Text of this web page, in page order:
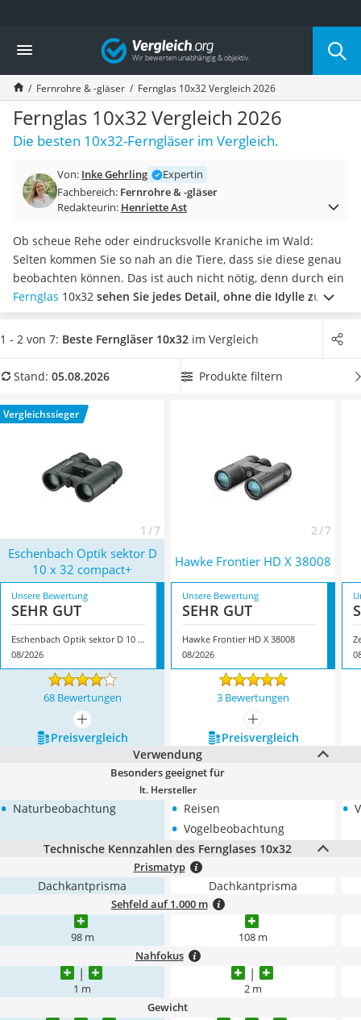
Die beliebtesten Vergleiche nach Kategorie
Freizeit & Sport
Gartentrampolin
Trampolin
Metalldetektor
Eufab-Fahrradträger
Trampolin 366 cm
Aluminium-Koffer
Futterboot
E-Bike-Dreirad
Trekkingschuhe Herren
Reisetasche mit Rollen
Klimmzugstation
Koffer
Nachtsichtgerät
Handgepäck-Koffer
Wanderschuhe Herren
Sicherheitsweste Reiten
Vergleich
Fernrohre & -gläser Fernglas 10x32 Vergleich 2026
Fernglas 10x32 Vergleich 2026
Die besten 10x32-Ferngläser im Vergleich.
Von: Inke Gehrling
Expertin
Fachbereich: Fernrohre & -gläser
Redakteurin: Henriette Ast
Ob scheue Rehe oder eindrucksvolle Kraniche im Wald:
Selten kommen Sie so nah an die Tiere, dass sie diese genau
beobachten können. Das ist auch nicht nötig, denn durch ein
Fernglas 10x32 sehen Sie jedes Detail, ohne die Idylle zu
stören. Tests im Internet ergaben: Unter den in vielfältiger
Auswahl verfügbaren mittelgroßen Ferngläsern ist das
und Naturbeobachtungen
. Für jederzeit beste Sicht wählen
beschlagfreies Modell. Überzeugt hat uns hier im August
2026 besonders das Modell
1 - 2 von 7: Beste Ferngläser 10x32 im Vergleich
Stand: 05.08.2026 Produkte filtern
Vergleichssieger
1 / 7 2 / 7
Eschenbach Optik sektor D
10 x 32 compact+
Hawke Frontier HD X 38008
Unsere Bewertung
SEHR GUT
Eschenbach Optik sektor D 10 x 32 compact+
08/2026
Unsere Bewertung
SEHR GUT
Hawke Frontier HD X 38008
08/2026
68 Bewertungen 3 Bewertungen
mehr anzeigen
mehr anzeigen
Preis­vergleich
Preis­vergleich
Verwendung
Besonders geeignet für
lt. Hersteller
• Naturbeobachtung • Reisen
• Vogelbeobachtung
•
Technische Kennzahlen des Fernglases 10x32
Prismatyp
Dachkantprisma Dachkantprisma
Sehfeld auf 1.000 m
98 m 108 m
Nahfokus
1 m 2 m
Gewicht